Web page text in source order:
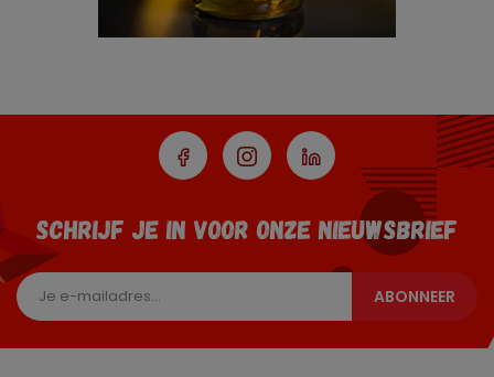
SCHRIJF JE IN VOOR ONZE NIEUWSBRIEF
ABONNEER